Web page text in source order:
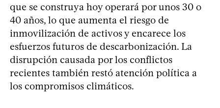
que se construya hoy operará por unos 30 o
40 años, lo que aumenta el riesgo de
inmovilización de activos y encarece los
esfuerzos futuros de descarbonización. La
disrupción causada por los conflictos
recientes también restó atención política a
los compromisos climáticos.